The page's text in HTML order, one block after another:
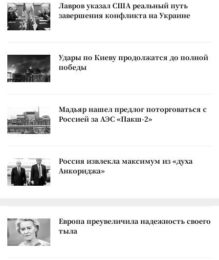
Лавров указал США реальный путь
завершения конфликта на Украине
Удары по Киеву продолжатся до полной
победы
Мадьяр нашел предлог поторговаться с
Россией за АЭС «Пакш-2»
Россия извлекла максимум из «духа
Анкориджа»
Европа преувеличила надежность своего
тыла